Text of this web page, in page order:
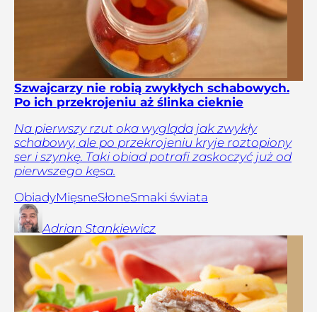
Szwajcarzy nie robią zwykłych schabowych.
Po ich przekrojeniu aż ślinka cieknie
Na pierwszy rzut oka wygląda jak zwykły
schabowy, ale po przekrojeniu kryje roztopiony
ser i szynkę. Taki obiad potrafi zaskoczyć już od
pierwszego kęsa.
ObiadyMięsneSłoneSmaki świata
Adrian Stankiewicz